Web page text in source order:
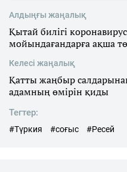
Алдыңғы жаңалық
Қытай билігі
мойындағандарға ақша
Келесі жаңалық
Қатты жаңбыр
адамның өмірін қиды
Тегтер:
#Түркия #соғыс #Ресей